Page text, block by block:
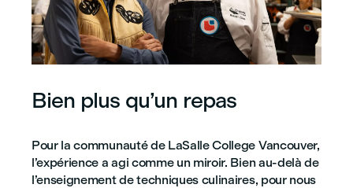
Bien plus qu’un repas
Pour la communauté de LaSalle College Vancouver,
l’expérience a agi comme un miroir. Bien au-delà de
l’enseignement de techniques culinaires, pour nous